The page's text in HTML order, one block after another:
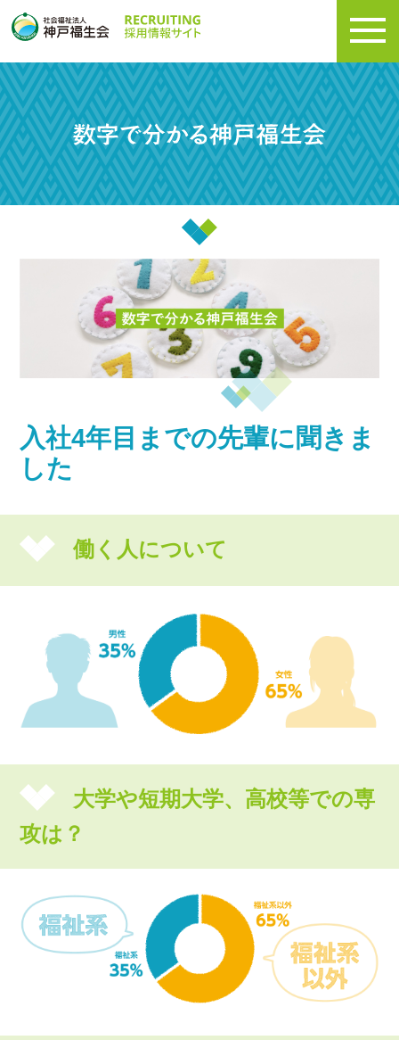
入社4年目までの先輩に聞きま
した
働く人について
大学や短期大学、高校等での専
攻は？